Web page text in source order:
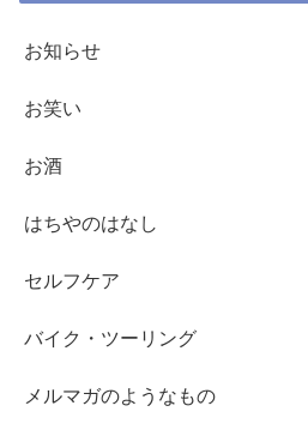
お知らせ
お笑い
お酒
はちやのはなし
セルフケア
バイク・ツーリング
メルマガのようなもの